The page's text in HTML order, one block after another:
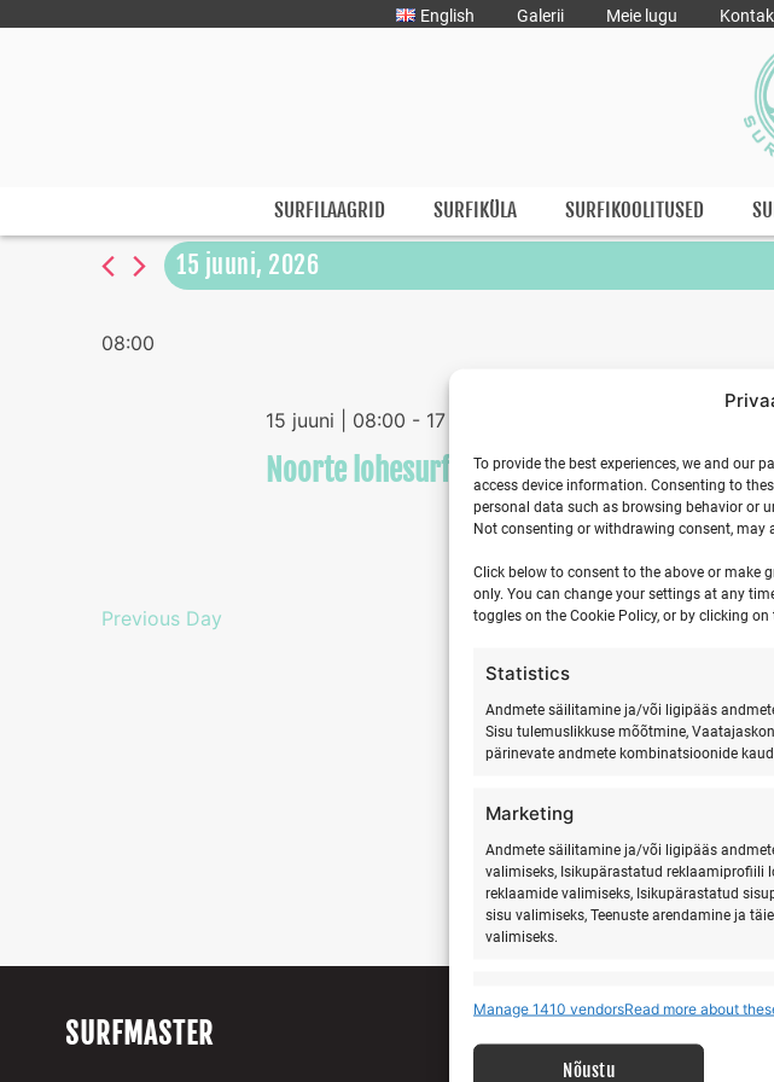
To provide the best experiences, we and our
access device information. Consenting to
personal data such as browsing behavior or
Not consenting or withdrawing consent, may
Click below to consent to the above or make
only. You can change your settings at any
toggles on the Cookie Policy, or by clicking
Statistics
Andmete säilitamine ja/või ligipääs
Sisu tulemuslikkuse mõõtmine,
pärinevate andmete kombinatsioonide
Marketing
Andmete säilitamine ja/või ligipääs
valimiseks, Isikupärastatud reklaamiprofiili
reklaamide valimiseks, Isikupärastatud
sisu valimiseks, Teenuste arendamine ja
valimiseks.
seostamine, Seadmete tuvastamine
Manage 1410 vendorsRead more about
Nõustu
English Galerii Meie lugu
SURFILAAGRID SURFIKÜLA SURFIKOOLITUSED
15 juuni, 2026
08:00
15 juuni | 08:00 - 17 juuni | 17:00
Noorte lohesurfilaager Hiiumaal 2026.
Previous Day
SURFMASTER MEIST